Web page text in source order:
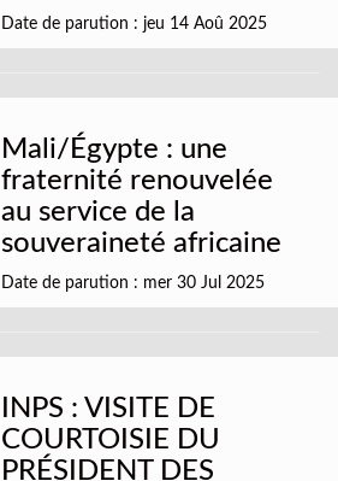
Date de parution : jeu 14 Aoû 2025
Mali/Égypte : une
fraternité renouvelée
au service de la
souveraineté africaine
Date de parution : mer 30 Jul 2025
INPS : VISITE DE
COURTOISIE DU
PRÉSIDENT DES